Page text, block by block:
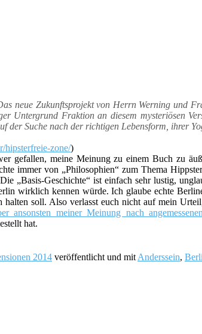
neue Zukunftsprojekt von Herrn Werning und
Untergrund Fraktion an diesem mysteriösen
der Suche nach der richtigen Lebensform, ihrer
hipsterfreie-zone/)
gefallen, meine Meinung zu einem Buch zu
immer von „Philosophien“ zum Thema
„Basis-Geschichte“ ist einfach sehr lustig,
wirklich kennen würde. Ich glaube echte
soll. Also verlasst euch nicht auf mein
ansonsten meiner Meinung nach
hat.
2014 veröffentlicht und mit Anderssein,